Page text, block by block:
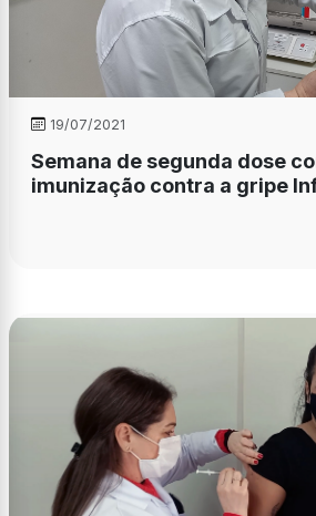
19/07/2021
Semana de segunda dose
imunização contra a gripe